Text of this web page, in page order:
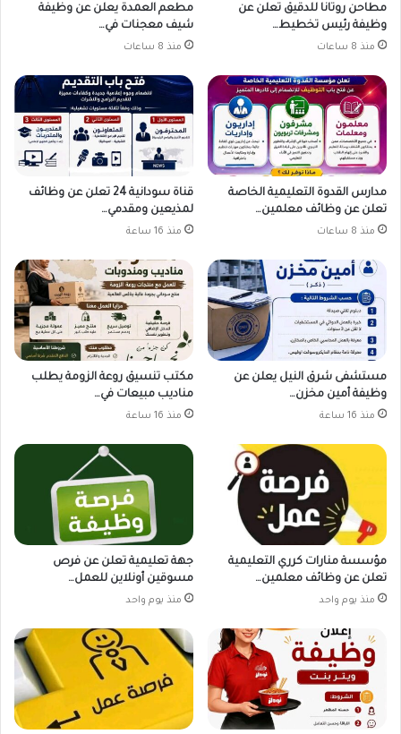
مطاحن روتانا للدقيق تعلن عن
وظيفة رئيس تخطيط…
منذ 8 ساعات
مطعم العمدة يعلن عن وظيفة
شيف معجنات في…
منذ 8 ساعات
مدارس القدوة التعليمية الخاصة
تعلن عن وظائف معلمين…
منذ 8 ساعات
قناة سودانية 24 تعلن عن وظائف
لمذيعين ومقدمي…
منذ 16 ساعة
مستشفى شرق النيل يعلن عن
وظيفة أمين مخزن…
منذ 16 ساعة
مكتب تنسيق روعة الزومة يطلب
مناديب مبيعات في…
منذ 16 ساعة
مؤسسة منارات كرري التعليمية
تعلن عن وظائف معلمين…
منذ يوم واحد
جهة تعليمية تعلن عن فرص
مسوقين أونلاين للعمل…
منذ يوم واحد